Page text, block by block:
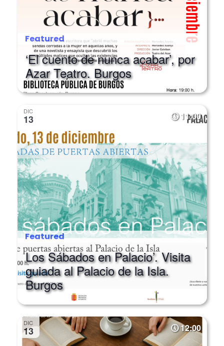
Featured
‘El cuento de nunca acabar’, por
Azar Teatro. Burgos
DIC
Featured
Los Sábados en Palacio’. Visita
guiada al Palacio de la Isla.
Burgos
DIC
13 12:00